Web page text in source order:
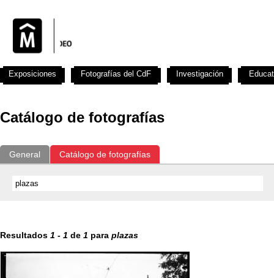
Catálogo de fotografías
General Catálogo de fotografías
Resultados 1 - 1 de 1 para plazas
Exposiciones Fotografías del CdF Investigación